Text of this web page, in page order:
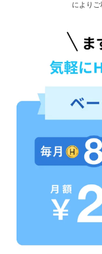
により